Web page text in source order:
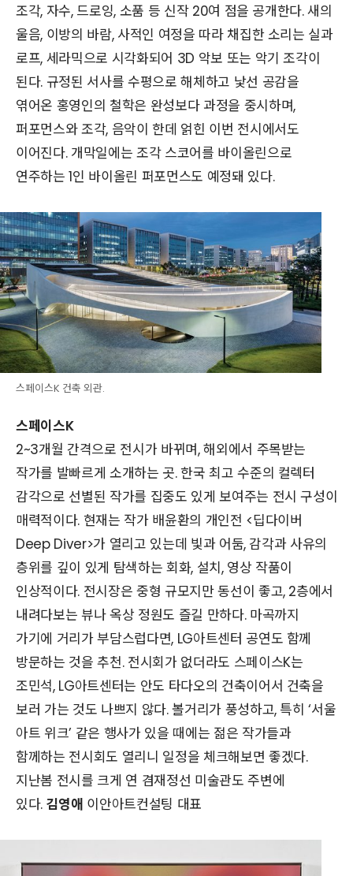
조각, 자수, 드로잉, 소품 등 신작 20여 점을 공개한다. 새의
울음, 이방의 바람, 사적인 여정을 따라 채집한 소리는 실과
로프, 세라믹으로 시각화되어 3D 악보 또는 악기 조각이
된다. 규정된 서사를 수평으로 해체하고 낯선 공감을
엮어온 홍영인의 철학은 완성보다 과정을 중시하며,
퍼포먼스와 조각, 음악이 한데 얽힌 이번 전시에서도
이어진다. 개막일에는 조각 스코어를 바이올린으로
연주하는 1인 바이올린 퍼포먼스도 예정돼 있다.
스페이스K 건축 외관.
스페이스K
2~3개월 간격으로 전시가 바뀌며, 해외에서 주목받는
작가를 발빠르게 소개하는 곳. 한국 최고 수준의 컬렉터
감각으로 선별된 작가를 집중도 있게 보여주는 전시 구성이
매력적이다. 현재는 작가 배윤환의 개인전 <딥다이버
Deep Diver>가 열리고 있는데 빛과 어둠, 감각과 사유의
층위를 깊이 있게 탐색하는 회화, 설치, 영상 작품이
인상적이다. 전시장은 중형 규모지만 동선이 좋고, 2층에서
내려다보는 뷰나 옥상 정원도 즐길 만하다. 마곡까지
가기에 거리가 부담스럽다면, LG아트센터 공연도 함께
방문하는 것을 추천. 전시회가 없더라도 스페이스K는
조민석, LG아트센터는 안도 타다오의 건축이어서 건축을
보러 가는 것도 나쁘지 않다. 볼거리가 풍성하고, 특히 ‘서울
아트 위크’ 같은 행사가 있을 때에는 젊은 작가들과
함께하는 전시회도 열리니 일정을 체크해보면 좋겠다.
지난봄 전시를 크게 연 겸재정선 미술관도 주변에
있다. 김영애 이안아트컨설팅 대표